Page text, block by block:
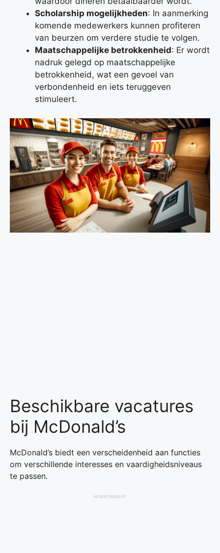
Scholarship mogelijkheden: In aanmerking
komende medewerkers kunnen profiteren
van beurzen om verdere studie te volgen.
Maatschappelijke betrokkenheid: Er wordt
nadruk gelegd op maatschappelijke
betrokkenheid, wat een gevoel van
verbondenheid en iets teruggeven
stimuleert.
Beschikbare vacatures
bij McDonald’s
McDonald’s biedt een verscheidenheid aan functies
om verschillende interesses en vaardigheidsniveaus
te passen.
ADVERTISEMENT